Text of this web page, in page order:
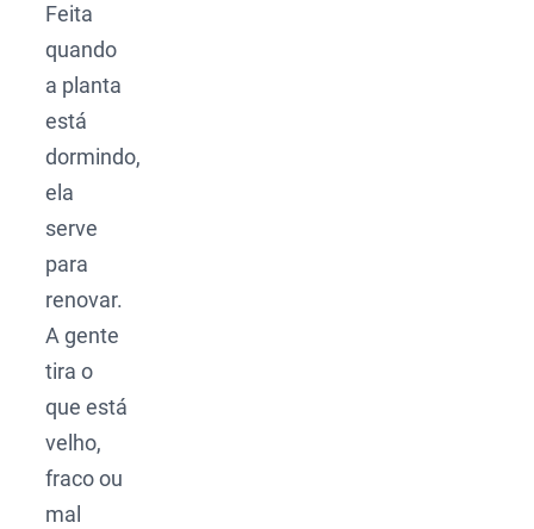
Feita
quando
a planta
está
dormindo,
ela
serve
para
renovar.
A gente
tira o
que está
velho,
fraco ou
mal